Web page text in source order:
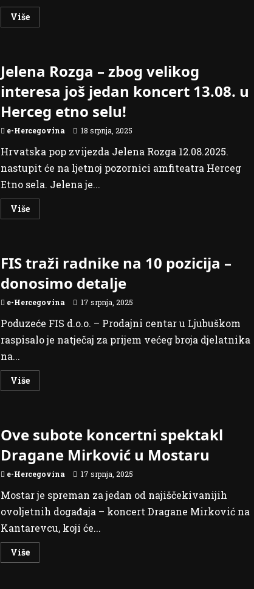
VišeRead
more
večeras
stiže
Hercegovinu
Jelena Rozga – zbog velikog
interesa još jedan koncert 13.08. u
Herceg etno selu!
e-Hercegovina 18 srpnja, 2025
Hrvatska pop zvijezda Jelena Rozga 12.08.2025.
nastupit će na ljetnoj pozornici amfiteatra Herceg
Etno sela. Jelena je...
VišeRead
more
zbog
velikog
interesa
još
koncert
13.08.
u
Herceg
etno
selu!
FIS traži radnike na 10 pozicija –
donosimo detalje
e-Hercegovina 17 srpnja, 2025
Poduzeće FIS d.o.o. – Prodajni centar u Ljubuškom
raspisalo je natječaj za prijem većeg broja djelatnika
na...
VišeRead
more
na
10
–
donosimo
detalje
Ove subote koncertni spektakl
Dragane Mirković u Mostaru
e-Hercegovina 17 srpnja, 2025
Mostar je spreman za jedan od najiščekivanijih
ovoljetnih događaja – koncert Dragane Mirković na
Kantarevcu, koji će...
VišeRead
more